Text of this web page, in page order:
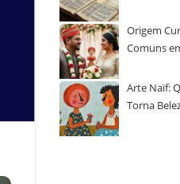
Origem
Comuns
Arte Naïf:
Torna